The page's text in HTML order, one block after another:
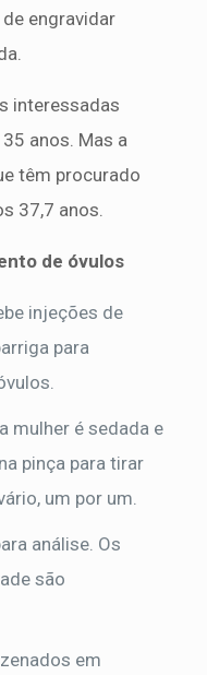
engravidar
interessadas
anos. Mas a
têm procurado
37,7 anos.
de óvulos
injeções de
para
mulher é sedada e
pinça para tirar
um por um.
análise. Os
são
em